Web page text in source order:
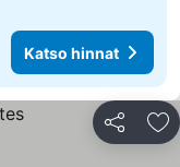
Katso hinnat
Jaa